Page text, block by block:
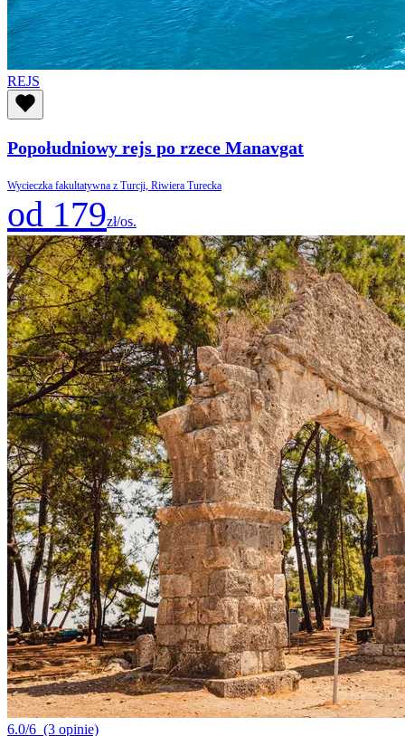
REJS
Popołudniowy rejs po rzece Manavgat
Wycieczka fakultatywna z Turcji, Riwiera Turecka
od 179zł/os.
6.0/6 (3 opinie)